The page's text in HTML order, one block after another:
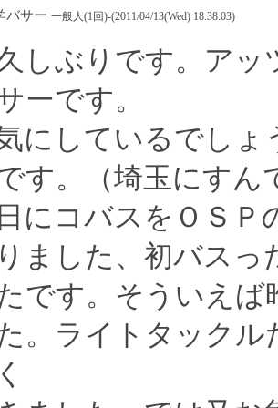
バサー 一般人(1回)-(2011/04/13(Wed) 18:38:03)
しぶりです。アッ
ーです。
にしているでしょ
す。（埼玉にすん
にコバスをＯＳ
ました、初バスっ
です。そういえ
。ライトタック